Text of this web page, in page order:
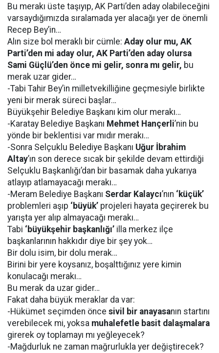
Bu merakı üste taşıyıp, AK Parti’den aday olabileceğini
varsaydığımızda sıralamada yer alacağı yer de önemli
Recep Bey’in…
Alın size bol meraklı bir cümle: Aday olur mu, AK
Parti’den mi aday olur, AK Parti’den aday olursa
Sami Güçlü’den önce mi gelir, sonra mı gelir, bu
merak uzar gider…
-Tabi Tahir Bey’in milletvekilliğine geçmesiyle birlikte
yeni bir merak süreci başlar…
Büyükşehir Belediye Başkanı kim olur merakı…
-Karatay Belediye Başkanı Mehmet Hançerli’nin bu
yönde bir beklentisi var mıdır merakı…
-Sonra Selçuklu Belediye Başkanı Uğur İbrahim
Altay’ın son derece sıcak bir şekilde devam ettirdiği
Selçuklu Başkanlığı’dan bir basamak daha yukarıya
atlayıp atlamayacağı merakı…
-Meram Belediye Başkanı Serdar Kalaycı’nın ‘küçük’
problemleri aşıp ‘büyük’ projeleri hayata geçirerek bu
yarışta yer alıp almayacağı merakı…
Tabi ‘büyükşehir başkanlığı’ illa merkez ilçe
başkanlarının hakkıdır diye bir şey yok…
Bir dolu isim, bir dolu merak…
Birini bir yere koysanız, boşalttığınız yere kimin
konulacağı merakı…
Bu merak da uzar gider…
Fakat daha büyük meraklar da var:
-Hükümet seçimden önce sivil bir anayasanın startını
verebilecek mi, yoksa muhalefetle basit dalaşmalara
girerek oy toplamayı mı yeğleyecek?
-Mağdurluk ne zaman mağrurlukla yer değiştirecek?